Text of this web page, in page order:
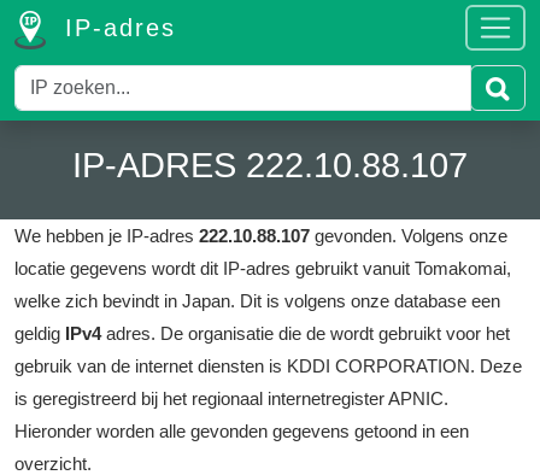
IP-adres
IP-ADRES 222.10.88.107
We hebben je IP-adres 222.10.88.107 gevonden. Volgens onze
locatie gegevens wordt dit IP-adres gebruikt vanuit Tomakomai,
welke zich bevindt in Japan. Dit is volgens onze database een
geldig IPv4adres. De organisatie die de wordt gebruikt voor het
gebruik van de internet diensten is KDDI CORPORATION. Deze
is geregistreerd bij het regionaal internetregister APNIC.
Hieronder worden alle gevonden gegevens getoond in een
overzicht.